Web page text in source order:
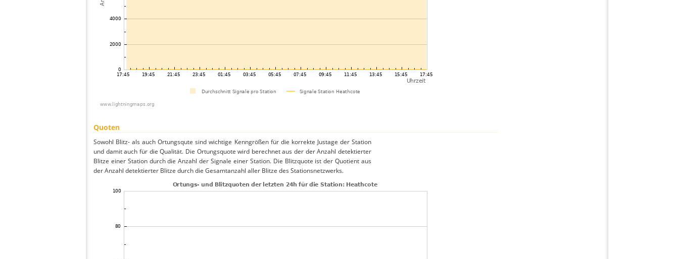
Quoten
Sowohl Blitz- als auch Ortungsqute sind wichtige Kenngrößen für die korrekte Justage der Station
und damit auch für die Qualität. Die Ortungsquote wird berechnet aus der der Anzahl detektierter
Blitze einer Station durch die Anzahl der Signale einer Station. Die Blitzquote ist der Quotient aus
der Anzahl detektierter Blitze durch die Gesamtanzahl aller Blitze des Stationsnetzwerks.